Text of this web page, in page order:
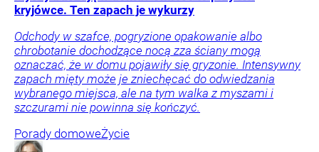
kryjówce. Ten zapach je wykurzy
Odchody w szafce, pogryzione opakowanie albo
chrobotanie dochodzące nocą zza ściany mogą
oznaczać, że w domu pojawiły się gryzonie. Intensywny
zapach mięty może je zniechęcać do odwiedzania
wybranego miejsca, ale na tym walka z myszami i
szczurami nie powinna się kończyć.
Porady domoweŻycie